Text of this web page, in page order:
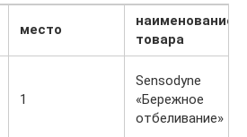
место
наименование
товара
1
Sensodyne
«Бережное
отбеливание»